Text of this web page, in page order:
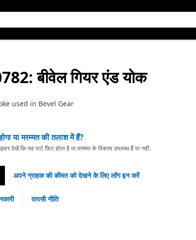
: बीवेल गियर एंड योक
used in Bevel Gear
या मरम्मत की तलाश में हैं?
देखें कि यह पार्ट फ़िट होता है या मरम्मत के विकल्प उपलब्ध हैं या नहीं.
अपने ग्राहक की कीमत को देखने के लिए लॉग इन करें
वापसी नीति